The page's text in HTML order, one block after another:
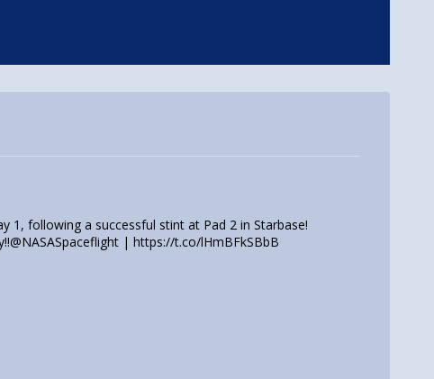
1, following a successful stint at Pad 2 in Starbase!
@NASASpaceflight |https://t.co/lHmBFkSBbB